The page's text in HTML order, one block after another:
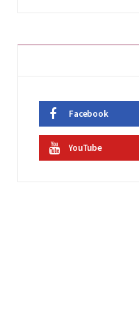
Facebook
YouTube